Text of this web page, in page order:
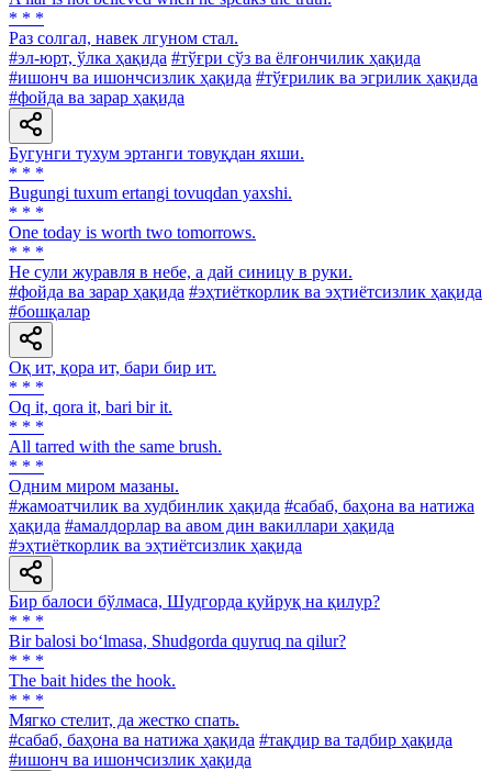
* * *
Раз солгал, навек лгуном стал.
#эл-юрт, ўлка ҳақида #тўғри сўз ва ёлғончилик ҳақида
#ишонч ва ишончсизлик ҳақида #тўғрилик ва эгрилик ҳақида
#фойда ва зарар ҳақида
Бугунги тухум эртанги товуқдан яхши.
* * *
Bugungi tuxum ertangi tovuqdan yaxshi.
* * *
One today is worth two tomorrows.
* * *
He сули журавля в небе, а дай синицу в руки.
#фойда ва зарар ҳақида #эҳтиёткорлик ва эҳтиётсизлик ҳақида
#бошқалар
Оқ ит, қора ит, бари бир ит.
* * *
Oq it, qora it, bari bir it.
* * *
All tarred with the same brush.
* * *
Одним миром мазаны.
#жамоатчилик ва худбинлик ҳақида #сабаб, баҳона ва натижа
ҳақида #амалдорлар ва авом дин вакиллари ҳақида
#эҳтиёткорлик ва эҳтиётсизлик ҳақида
Бир балоси бўлмаса, Шудгорда қуйруқ на қилур?
* * *
Bir balosi bo‘lmasa, Shudgorda quyruq na qilur?
* * *
The bait hides the hook.
* * *
Мягко стелит, да жестко спать.
#сабаб, баҳона ва натижа ҳақида #тақдир ва тадбир ҳақида
#ишонч ва ишончсизлик ҳақида